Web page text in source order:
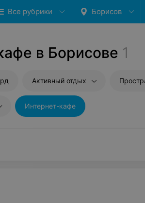
Все рубрики Борисов
в Борисове 1
Активный отдых
Интернет-кафе